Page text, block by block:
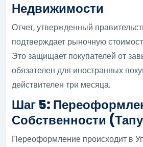
Недвижимости
Отчет, утвержденный
подтверждает рыночную
Это защищает покупателей от
обязателен для иностранных
действителен три месяца.
Шаг 5:
Собственности
Переоформление происходит в